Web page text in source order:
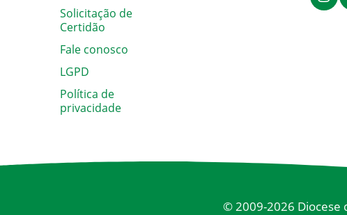
Solicitação de
Certidão
Fale conosco
LGPD
Política de
privacidade
© 2009-2026 Diocese